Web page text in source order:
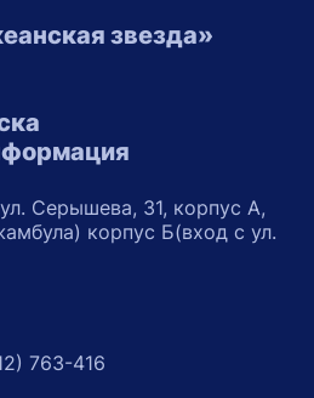
звезда»
Серышева, 31, корпус А,
корпус Б(вход с ул.
763-416